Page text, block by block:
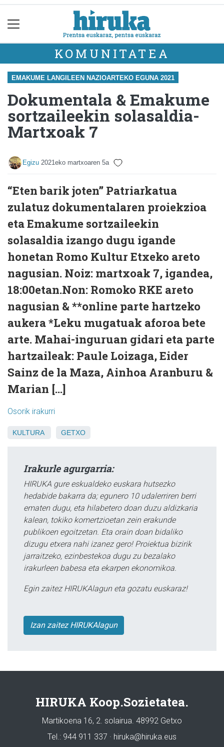
KOMUNITATEA
EMAKUME LANGILEEN NAZIOARTEKO EGUNA 2021
Dokumentala & Emakume
sortzaileekin solasaldia-
Martxoak 7
Egizu 2021eko martxoaren 5a
“Eten barik joten” Patriarkatua
zulatuz dokumentalaren proiekzioa
eta Emakume sortzaileekin
solasaldia izango dugu igande
honetan Romo Kultur Etxeko areto
nagusian. Noiz: martxoak 7, igandea,
18:00etan.Non: Romoko RKE areto
nagusian & **online parte hartzeko
aukera *Leku mugatuak aforoa bete
arte. Mahai-inguruan gidari eta parte
hartzaileak: Paule Loizaga, Eider
Sainz de la Maza, Ainhoa Aranburu &
Marian […]
Osorik irakurri
KULTURA GETXO
Irakurle agurgarria:
HIRUKA gure eskualdeko euskara hutsezko
hedabide bakarra da; egunero 10 udalerriren berri
ematen dugu, eta hilabetero doan duzu aldizkaria
kalean, tokiko komertzioetan zein erakunde
publikoen egoitzetan. Eta orain doan bidaliko
dizugu etxera nahi izanez gero! Proiektua bizirik
jarraitzeko, ezinbestekoa dugu zu bezalako
irakurleen babesa eta ekarpen ekonomikoa.
Egin zaitez HIRUKAlagun eta gozatu euskaraz!
Izan zaitez HIRUKAlagun
HIRUKA Koop.Sozietatea.
Martikoena 16, 2. solairua. 48992 Getxo
Tel.: 944 911 337 · hiruka@hiruka.eus